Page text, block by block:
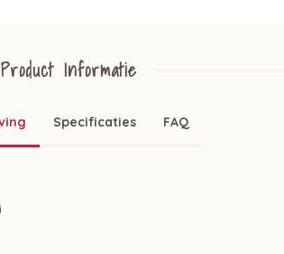
Product Informatie
Specificaties FAQ